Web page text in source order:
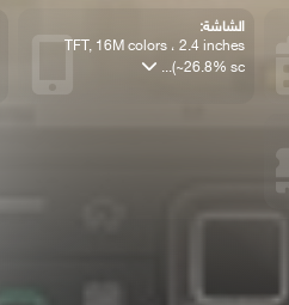
الشاشة:
TFT, 16M colors ، 2.4 inches
(~26.8% sc...